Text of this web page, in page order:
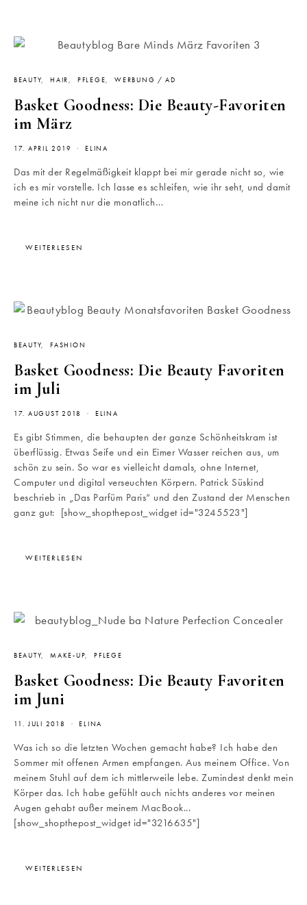
BEAUTY HAIR PFLEGE WERBUNG / AD
Basket Goodness: Die Beauty-Favoriten
im März
17. APRIL 2019 ELINA
Das mit der Regelmäßigkeit klappt bei mir gerade nicht so, wie
ich es mir vorstelle. Ich lasse es schleifen, wie ihr seht, und damit
meine ich nicht nur die monatlich…
WEITERLESEN
BEAUTY FASHION
Basket Goodness: Die Beauty Favoriten
im Juli
17. AUGUST 2018 ELINA
Es gibt Stimmen, die behaupten der ganze Schönheitskram ist
überflüssig. Etwas Seife und ein Eimer Wasser reichen aus, um
schön zu sein. So war es vielleicht damals, ohne Internet,
Computer und digital verseuchten Körpern. Patrick Süskind
beschrieb in „Das Parfüm Paris“ und den Zustand der Menschen
ganz gut: [show_shopthepost_widget id="3245523"]
WEITERLESEN
BEAUTY MAKE-UP PFLEGE
Basket Goodness: Die Beauty Favoriten
im Juni
11. JULI 2018 ELINA
Was ich so die letzten Wochen gemacht habe? Ich habe den
Sommer mit offenen Armen empfangen. Aus meinem Office. Von
meinem Stuhl auf dem ich mittlerweile lebe. Zumindest denkt mein
Körper das. Ich habe gefühlt auch nichts anderes vor meinen
Augen gehabt außer meinem MacBook...
[show_shopthepost_widget id="3216635"]
WEITERLESEN